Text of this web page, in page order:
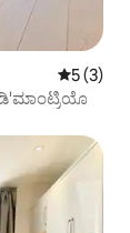
5 ರಲ್ಲಿ 5
5 (3)